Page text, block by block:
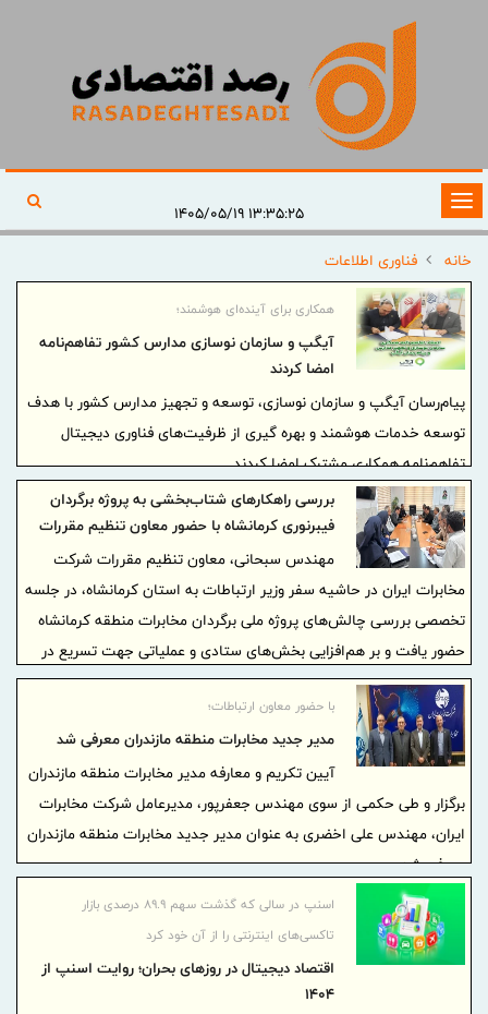
تغییر
وضعیت
ناوبری
خانه
فناوری اطلاعات
همکاری برای آینده‌ای هوشمند؛
آیگپ و سازمان نوسازی مدارس کشور تفاهم‌نامه
امضا کردند
پیام‌رسان آیگپ و سازمان نوسازی، توسعه و تجهیز مدارس کشور با هدف
توسعه خدمات هوشمند و بهره گیری از ظرفیت‌های فناوری دیجیتال
تفاهم‌نامه همکاری مشترک امضا کردند.
بررسی راهکارهای شتاب‌بخشی به پروژه‌ برگردان
فیبرنوری کرمانشاه با حضور معاون تنظیم مقررات
مخابرات ایران
مهندس سبحانی، معاون تنظیم مقررات شرکت
مخابرات ایران در حاشیه سفر وزیر ارتباطات به استان کرمانشاه، در جلسه
تخصصی بررسی چالش‌های پروژه ملی برگردان مخابرات منطقه کرمانشاه
حضور یافت و بر هم‌افزایی بخش‌های ستادی و عملیاتی جهت تسریع در
بهره‌برداری از این پروژه زیرساختی تاکید کرد.
با حضور معاون ارتباطات؛
مدیر جدید مخابرات منطقه مازندران معرفی شد
آیین تکریم و معارفه مدیر مخابرات منطقه مازندران
برگزار و طی حکمی از سوی مهندس جعفرپور، مدیرعامل شرکت مخابرات
ایران، مهندس علی اخضری به عنوان مدیر جدید مخابرات منطقه مازندران
معرفی شد.
اسنپ در سالی که گذشت سهم ۸۹.۹ درصدی بازار
تاکسی‌های اینترنتی را از آن خود کرد
اقتصاد دیجیتال در روزهای بحران؛ روایت اسنپ از
۱۴۰۴